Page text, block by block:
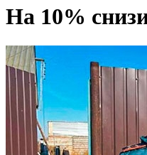
На 10%